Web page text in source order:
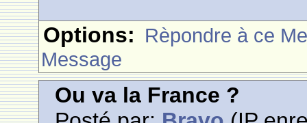
Options: Rèpondre à ce
Message
Ou va la France ?